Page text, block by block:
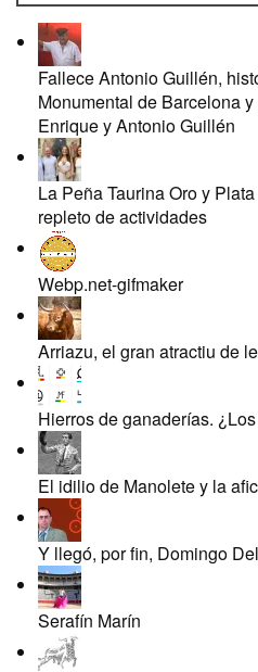
Fallece Antonio Guillén,
Monumental de Barcelona
Enrique y Antonio Guillén
La Peña Taurina Oro y
repleto de actividades
Webp.net-gifmaker
Arriazu, el gran atractiu de
Hierros de ganaderías.
El idilio de Manolete y la
Y llegó, por fin, Domingo
Serafín Marín